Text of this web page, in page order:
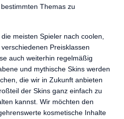
Themas zu
meisten Spieler nach coolen,
Preisklassen
auch weiterhin regelmäßig
und mythische Skins werden
die wir in Zukunft anbieten
der Skins ganz einfach zu
kannst. Wir möchten den
kosmetische Inhalte